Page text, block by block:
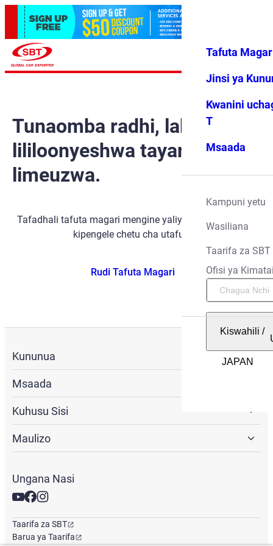
Vipendwa
Menyu
Tafuta
Jinsi ya
Kwanini
T
Msaada
Kampuni yetu
Wasiliana
Taarifa za SBT
Ofisi ya
Kiswahili /
Tunaomba radhi, lakini gari
lililoonyeshwa tayari
limeuzwa.
Tafadhali tafuta magari mengine yaliyopo kwa kutumia
kipengele chetu cha utafutaji.
Rudi Tafuta Magari
Kununua
Msaada
Kuhusu Sisi
Maulizo
Ungana Nasi
Taarifa za SBT
Barua ya Taarifa